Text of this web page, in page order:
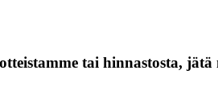
tai hinnastosta,